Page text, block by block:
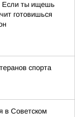
Если ты ищешь
готовишься
спорта
в Советском